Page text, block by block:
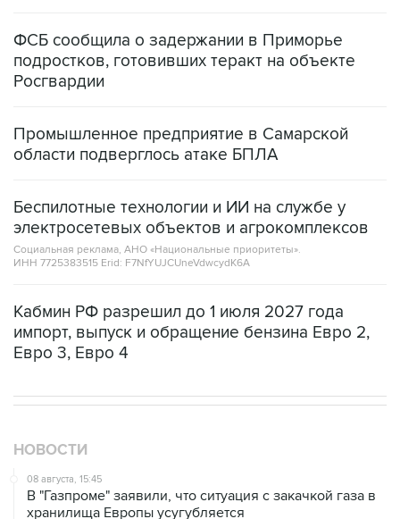
ФСБ сообщила о задержании в Приморье
подростков, готовивших теракт на объекте
Росгвардии
Промышленное предприятие в Самарской
области подверглось атаке БПЛА
Беспилотные технологии и ИИ на службе у
электросетевых объектов и агрокомплексов
Социальная реклама, АНО «Национальные приоритеты».
ИНН 7725383515 Erid: F7NfYUJCUneVdwcydK6A
Кабмин РФ разрешил до 1 июля 2027 года
импорт, выпуск и обращение бензина Евро 2,
Евро 3, Евро 4
НОВОСТИ
08 августа, 15:45
В "Газпроме" заявили, что ситуация с закачкой газа в
хранилища Европы усугубляется